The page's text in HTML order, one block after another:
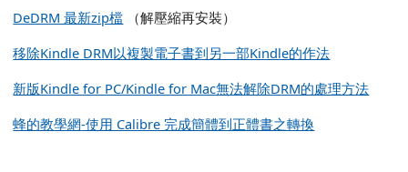
DeDRM 最新zip檔 （解壓縮再安裝）
移除Kindle DRM以複製電子書到另一部Kindle的作法
新版Kindle for PC/Kindle for Mac無法解除DRM的處理方法
蜂的教學網-使用 Calibre 完成簡體到正體書之轉換